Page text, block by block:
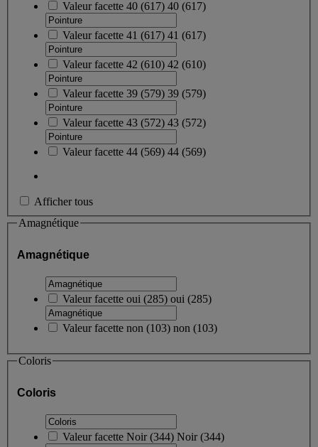
Valeur facette 40 (617) 40 (617)
Valeur facette 41 (617) 41 (617)
Valeur facette 42 (610) 42 (610)
Valeur facette 39 (579) 39 (579)
Valeur facette 43 (572) 43 (572)
Valeur facette 44 (569) 44 (569)
Afficher tous
Amagnétique
Amagnétique
Valeur facette oui (285) oui (285)
Valeur facette non (103) non (103)
Coloris
Coloris
Valeur facette Noir(344) Noir(344)